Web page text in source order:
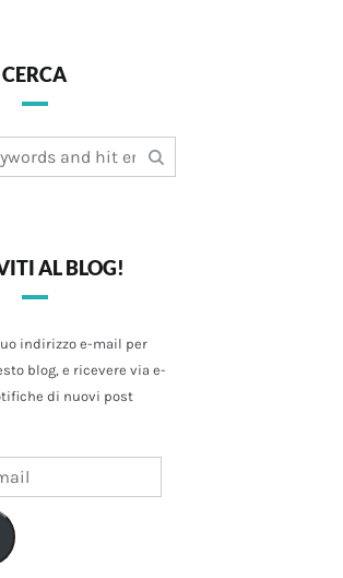
CERCA
AL BLOG!
indirizzo e-mail per
blog, e ricevere via e-
di nuovi post